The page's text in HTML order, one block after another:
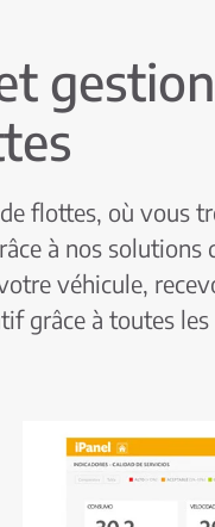
flottes, où vous
à nos solutions
véhicule,
grâce à toutes